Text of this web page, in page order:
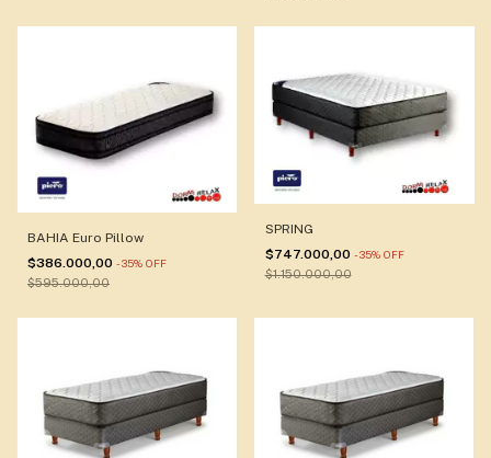
BAHIA Euro Pillow
$386.000,00 -35% OFF
$595.000,00
SPRING
$747.000,00 -35% OFF
$1.150.000,00